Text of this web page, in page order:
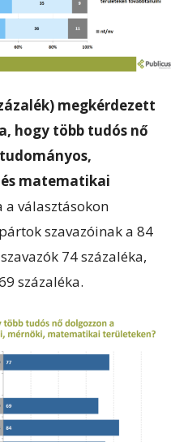
megkérdezett
hogy több tudós nő
matematikai
a választásokon
szavazóinak a 84
74 százaléka,
százaléka.